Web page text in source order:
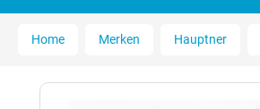
Home Merken Hauptner